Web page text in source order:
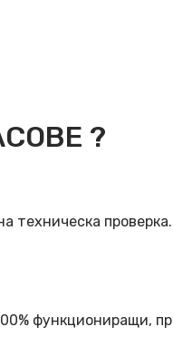
?
техническа
функциониращи,